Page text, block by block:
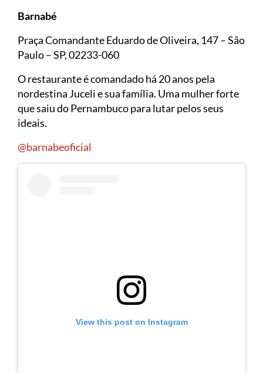
Barnabé
Praça Comandante Eduardo de Oliveira, 147 – São
Paulo – SP, 02233-060
O restaurante é comandado há 20 anos pela
nordestina Juceli e sua família. Uma mulher forte
que saiu do Pernambuco para lutar pelos seus
ideais.
@barnabeoficial
View this post on Instagram